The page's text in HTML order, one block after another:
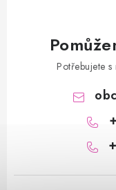
Potřebujete